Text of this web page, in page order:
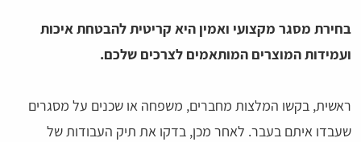
בחירת מסגר מקצועי ואמין היא קריטית להבטחת איכות
ועמידות המוצרים המותאמים לצרכים שלכם.
ראשית, בקשו המלצות מחברים, משפחה או שכנים על מסגרים
שעבדו איתם בעבר. לאחר מכן, בדקו את תיק העבודות של